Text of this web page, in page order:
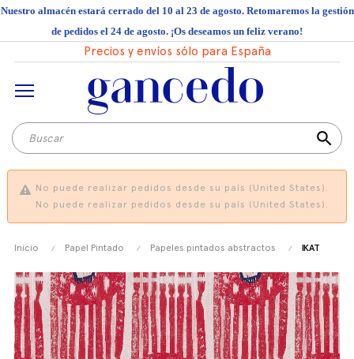
Nuestro almacén estará cerrado del 10 al 23 de agosto. Retomaremos la gestión
de pedidos el 24 de agosto. ¡Os deseamos un feliz verano!
Precios y envíos sólo para España
search
No puede realizar pedidos desde su país (United States).
No puede realizar pedidos desde su país (United States).
Inicio Papel Pintado Papeles pintados abstractos IKAT